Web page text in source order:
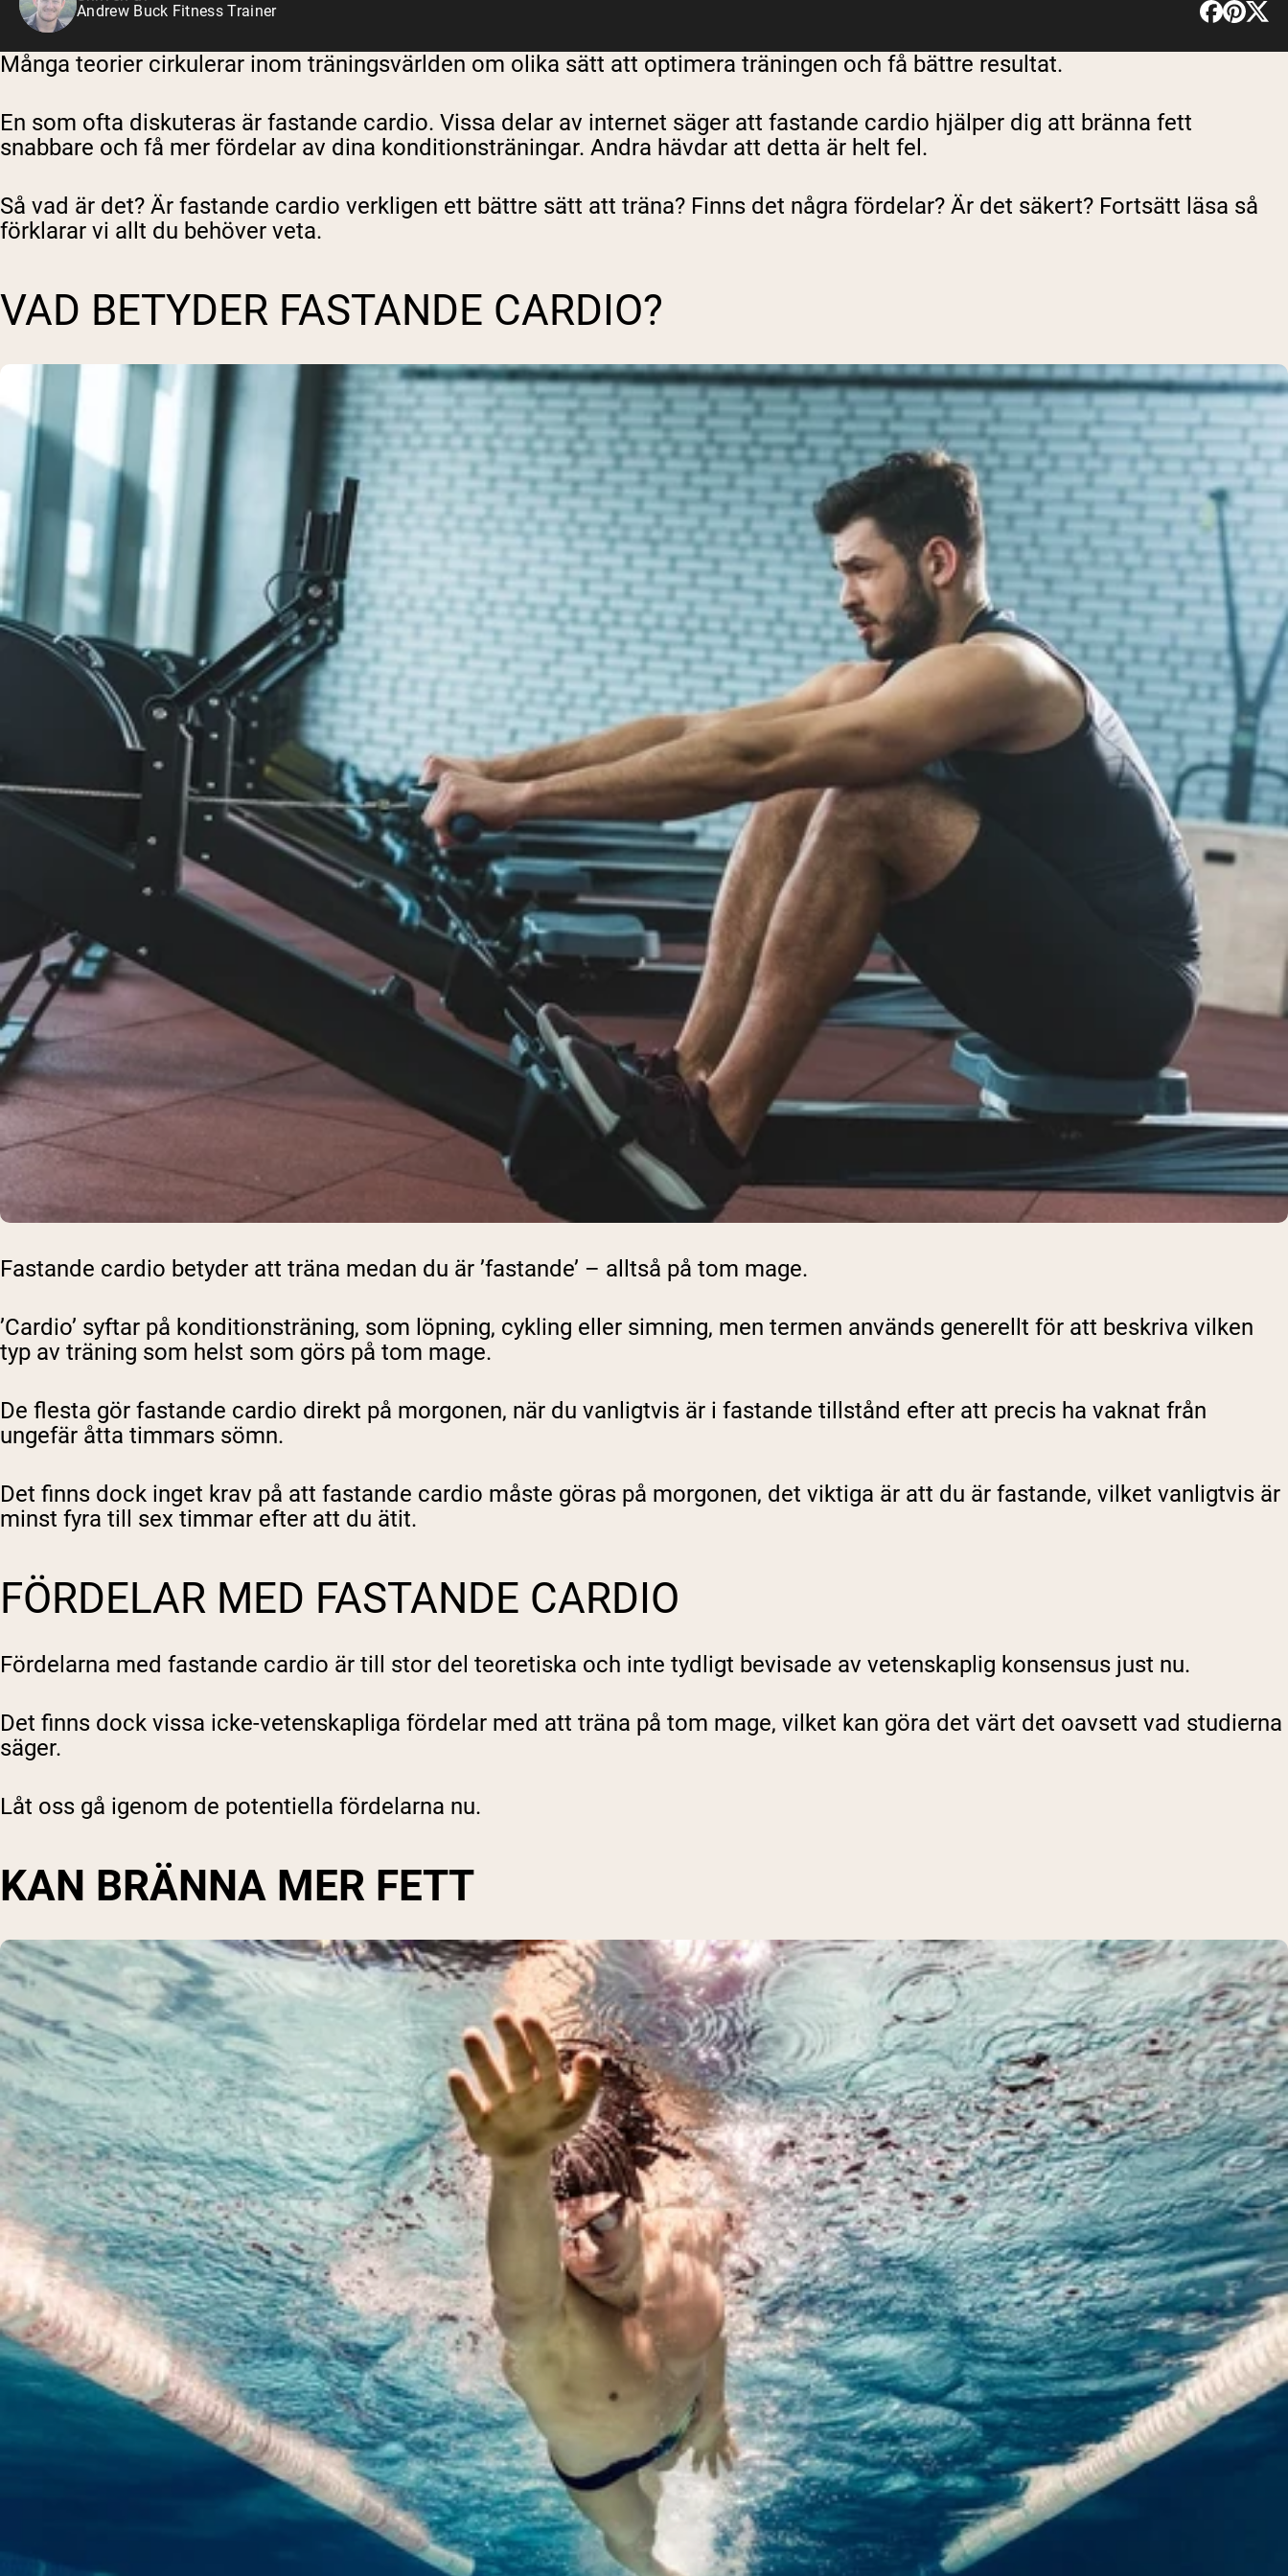
Andrew Buck Fitness Trainer
Många teorier cirkulerar inom träningsvärlden om olika sätt att optimera träningen och få bättre resultat.
En som ofta diskuteras är fastande cardio. Vissa delar av internet säger att fastande cardio hjälper dig att bränna fett
snabbare och få mer fördelar av dina konditionsträningar. Andra hävdar att detta är helt fel.
Så vad är det? Är fastande cardio verkligen ett bättre sätt att träna? Finns det några fördelar? Är det säkert? Fortsätt läsa så
förklarar vi allt du behöver veta.
VAD BETYDER FASTANDE CARDIO?
Fastande cardio betyder att träna medan du är ’fastande’ – alltså på tom mage.
’Cardio’ syftar på konditionsträning, som löpning, cykling eller simning, men termen används generellt för att beskriva vilken
typ av träning som helst som görs på tom mage.
De flesta gör fastande cardio direkt på morgonen, när du vanligtvis är i fastande tillstånd efter att precis ha vaknat från
ungefär åtta timmars sömn.
Det finns dock inget krav på att fastande cardio måste göras på morgonen, det viktiga är att du är fastande, vilket vanligtvis är
minst fyra till sex timmar efter att du ätit.
FÖRDELAR MED FASTANDE CARDIO
Fördelarna med fastande cardio är till stor del teoretiska och inte tydligt bevisade av vetenskaplig konsensus just nu.
Det finns dock vissa icke-vetenskapliga fördelar med att träna på tom mage, vilket kan göra det värt det oavsett vad studierna
säger.
Låt oss gå igenom de potentiella fördelarna nu.
KAN BRÄNNA MER FETT